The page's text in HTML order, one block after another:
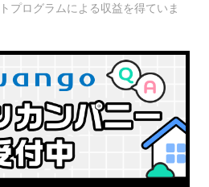
プログラムによる収益を得ていま